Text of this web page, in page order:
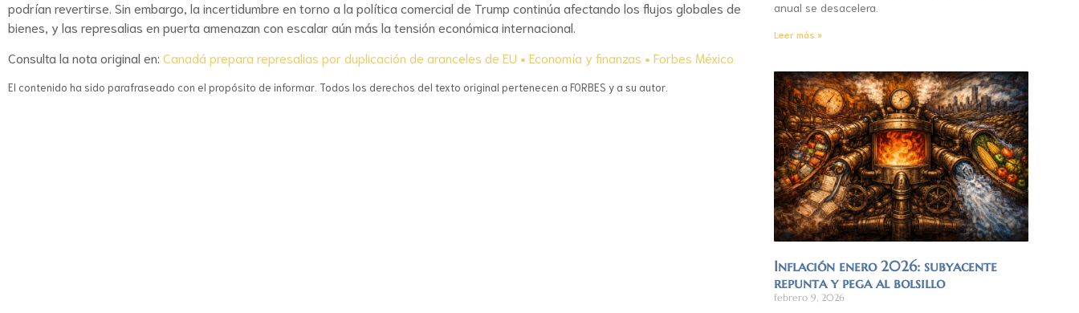
podrían revertirse. Sin embargo, la incertidumbre en torno a la política comercial de Trump continúa afectando los flujos globales de
bienes, y las represalias en puerta amenazan con escalar aún más la tensión económica internacional.
Consulta la nota original en: Canadá prepara represalias por duplicación de aranceles de EU • Economía y finanzas • Forbes México
El contenido ha sido parafraseado con el propósito de informar. Todos los derechos del texto original pertenecen a FORBES y a su autor.
anual se desacelera.
Leer más »
Inflación enero 2026: subyacente
repunta y pega al bolsillo
febrero 9, 2026